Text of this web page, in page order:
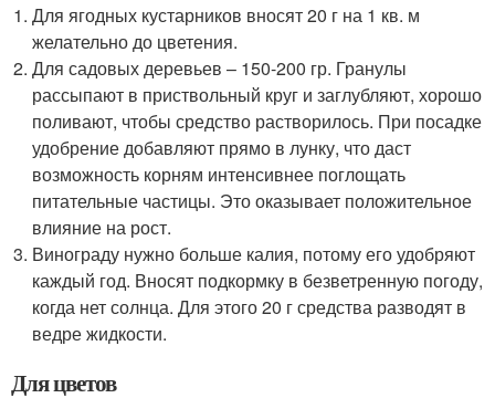
Для ягодных кустарников вносят 20 г на 1 кв. м
желательно до цветения.
Для садовых деревьев – 150-200 гр. Гранулы
рассыпают в приствольный круг и заглубляют, хорошо
поливают, чтобы средство растворилось. При посадке
удобрение добавляют прямо в лунку, что даст
возможность корням интенсивнее поглощать
питательные частицы. Это оказывает положительное
влияние на рост.
Винограду нужно больше калия, потому его удобряют
каждый год. Вносят подкормку в безветренную погоду,
когда нет солнца. Для этого 20 г средства разводят в
ведре жидкости.
Для цветов